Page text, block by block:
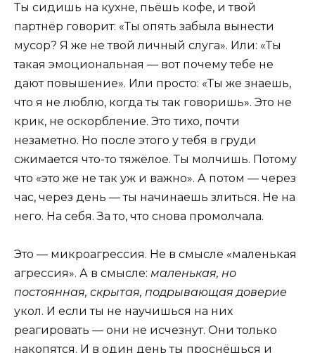
Ты сидишь на кухне, пьёшь кофе, и твой
партнёр говорит: «Ты опять забыла вынести
мусор? Я же не твой личный слуга». Или: «Ты
такая эмоциональная — вот почему тебе не
дают повышение». Или просто: «Ты же знаешь,
что я не люблю, когда ты так говоришь». Это не
крик, не оскорбление. Это тихо, почти
незаметно. Но после этого у тебя в груди
сжимается что-то тяжёлое. Ты молчишь. Потому
что «это же не так уж и важно». А потом — через
час, через день — ты начинаешь злиться. Не на
него. На себя. За то, что снова промолчала.
Это — микроагрессия. Не в смысле «маленькая
агрессия». А в смысле: маленькая, но
постоянная, скрытая, подрывающая доверие
укол. И если ты не научишься на них
реагировать — они не исчезнут. Они только
накопятся. И в один день ты проснёшься и